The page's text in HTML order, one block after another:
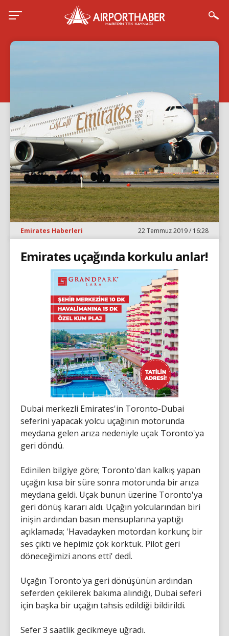
Emirates Haberleri 22 Temmuz 2019 / 16:28
Emirates uçağında korkulu anlar!
Dubai merkezli Emirates'in Toronto-Dubai
seferini yapacak yolcu uçağının motorunda
meydana gelen arıza nedeniyle uçak Toronto'ya
geri döndü.
Edinilen bilgiye göre; Toronto'dan kalkış yapan
uçağın kısa bir süre sonra motorunda bir arıza
meydana geldi. Uçak bunun üzerine Toronto'ya
geri dönüş kararı aldı. Uçağın yolcularından biri
inişin ardından basın mensuplarına yaptığı
açıklamada; 'Havadayken motordan korkunç bir
ses çıktı ve hepimiz çok korktuk. Pilot geri
döneceğimizi anons etti' dedİ.
Uçağın Toronto'ya geri dönüşünün ardından
seferden çekilerek bakıma alındığı, Dubai seferi
için başka bir uçağın tahsis edildiği bildirildi.
Sefer 3 saatlik gecikmeye uğradı.